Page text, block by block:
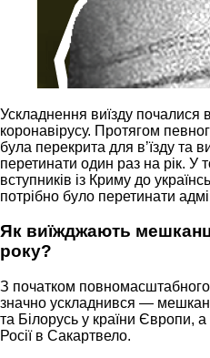
Ускладнення виїзду почалися
коронавірусу. Протягом
була перекрита для вʼїзду та
перетинати один раз на рік. У
вступників із Криму до
потрібно було перетинати
Як виїжджають
року?
З початком повномасштабного
значно ускладнився —
та Білорусь у країни Європи,
Росії в Сакартвело.